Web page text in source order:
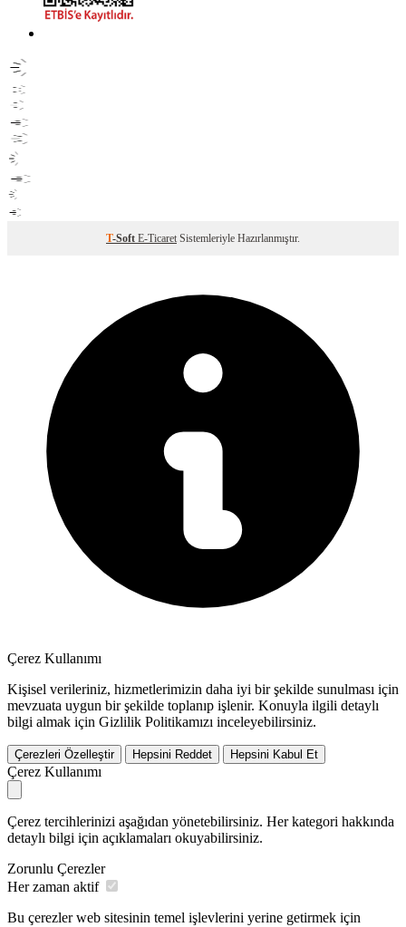
T-Soft E-Ticaret Sistemleriyle Hazırlanmıştır.
Çerez Kullanımı
Kişisel verileriniz, hizmetlerimizin daha iyi bir şekilde sunulması için
mevzuata uygun bir şekilde toplanıp işlenir. Konuyla ilgili detaylı
bilgi almak için Gizlilik Politikamızı inceleyebilirsiniz.
Çerezleri Özelleştir Hepsini Reddet Hepsini Kabul Et
Çerez Kullanımı
Çerez tercihlerinizi aşağıdan yönetebilirsiniz. Her kategori hakkında
detaylı bilgi için açıklamaları okuyabilirsiniz.
Zorunlu Çerezler
Her zaman aktif
Bu çerezler web sitesinin temel işlevlerini yerine getirmek için